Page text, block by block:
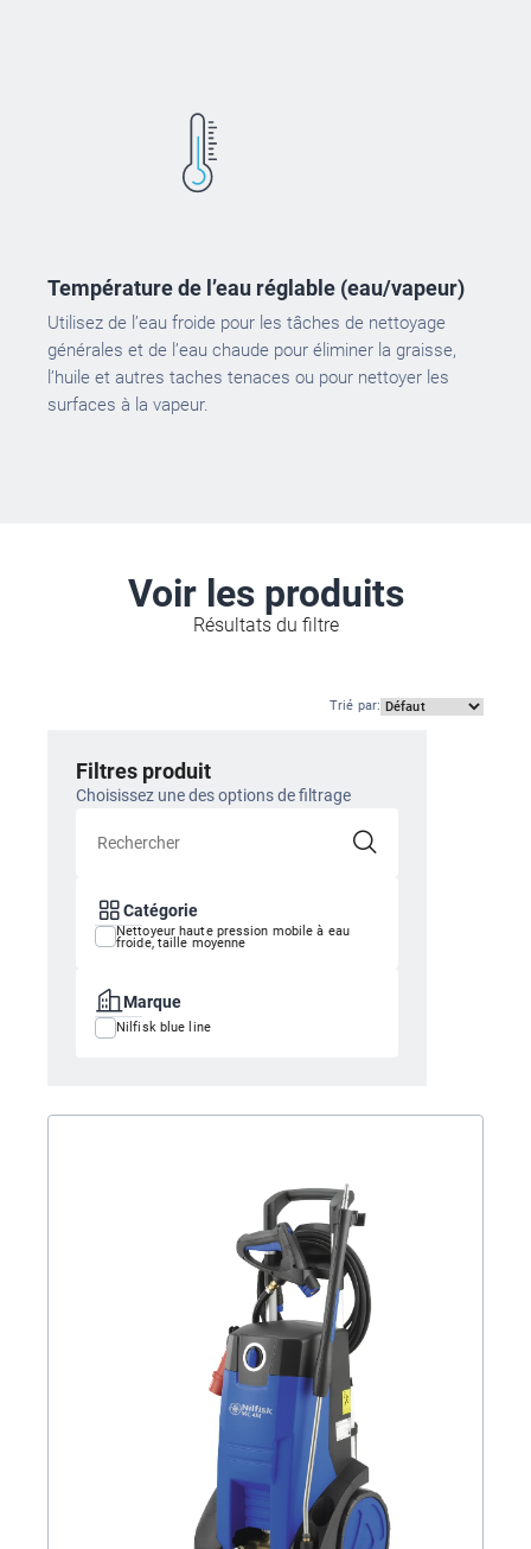
Température de l’eau réglable (eau/vapeur)
Utilisez de l’eau froide pour les tâches de nettoyage
générales et de l’eau chaude pour éliminer la graisse,
l’huile et autres taches tenaces ou pour nettoyer les
surfaces à la vapeur.
Voir les produits
Résultats du filtre
Trié par:
Filtres produit
Choisissez une des options de filtrage
Catégorie
Nettoyeur haute pression mobile à eau
froide, taille moyenne
Marque
Nilfisk blue line